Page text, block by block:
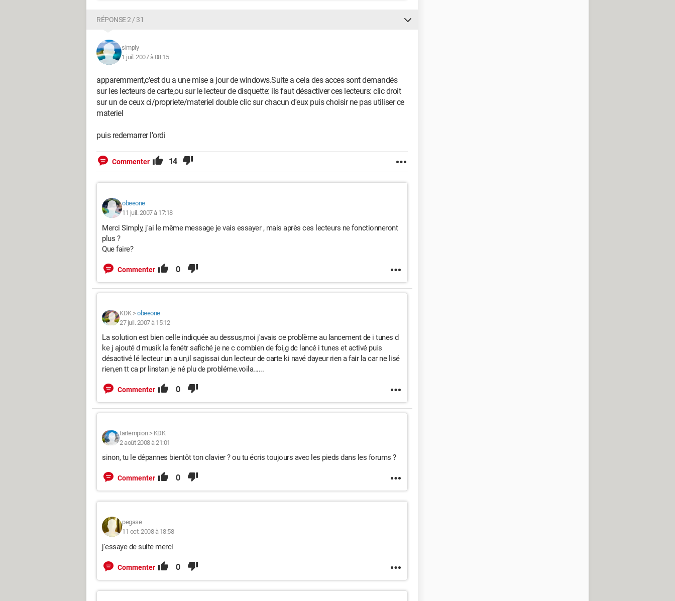
RÉPONSE 2 / 31
simply
1 juil. 2007 à 08:15
apparemment,c'est du a une mise a jour de windows.Suite a cela des acces sont demandés
sur les lecteurs de carte,ou sur le lecteur de disquette: ils faut désactiver ces lecteurs: clic droit
sur un de ceux ci/propriete/materiel double clic sur chacun d'eux puis choisir ne pas utiliser ce
materiel
puis redemarrer l'ordi
Commenter 14
obeeone
11 juil. 2007 à 17:18
Merci Simply, j'ai le même message je vais essayer , mais après ces lecteurs ne fonctionneront
plus ?
Que faire?
Commenter 0
KDK> obeeone
27 juil. 2007 à 15:12
La solution est bien celle indiquée au dessus,moi j'avais ce problème au lancement de i tunes d
ke j ajouté d musik la fenétr safiché je ne c combien de foi,g dc lancé i tunes et activé puis
désactivé lé lecteur un a un,il sagissai dun lecteur de carte ki navé dayeur rien a fair la car ne lisé
rien,en tt ca pr linstan je né plu de probléme.voila......
Commenter 0
tartempion> KDK
2 août 2008 à 21:01
sinon, tu le dépannes bientôt ton clavier ? ou tu écris toujours avec les pieds dans les forums ?
Commenter 0
pegase
11 oct. 2008 à 18:58
j'essaye de suite merci
Commenter 0